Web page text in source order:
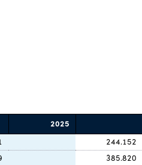
2025
244.152
385.820